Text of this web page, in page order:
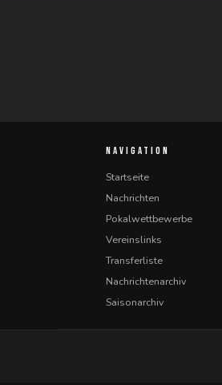
NAVIGATION
Startseite
Nachrichten
Pokalwettbewerbe
Vereinslinks
Transferliste
Nachrichtenarchiv
Saisonarchiv